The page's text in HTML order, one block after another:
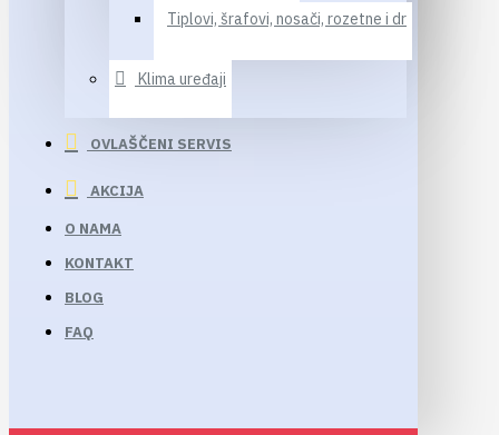
Tiplovi, šrafovi, nosači, rozetne i dr
Klima uređaji
OVLAŠČENI SERVIS
AKCIJA
O NAMA
KONTAKT
BLOG
FAQ